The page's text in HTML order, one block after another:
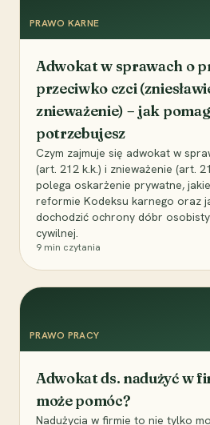
PRAWO KARNE
Adwokat w sprawach o
przeciwko czci
znieważenie) – jak
potrzebujesz
Czym zajmuje się adwokat w
(art. 212 k.k.) i znieważenie (art.
polega oskarżenie prywatne,
reformie Kodeksu karnego oraz
dochodzić ochrony dóbr
cywilnej.
9 min czytania
PRAWO PRACY
Adwokat ds. nadużyć w
może pomóc?
Nadużycia w firmie to nie tylko